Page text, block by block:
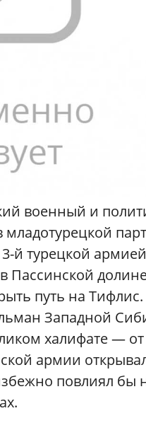
военный и
й турецкой
Пассинской
путь на Тифлис.
Западной
халифате —
армии
повлиял бы